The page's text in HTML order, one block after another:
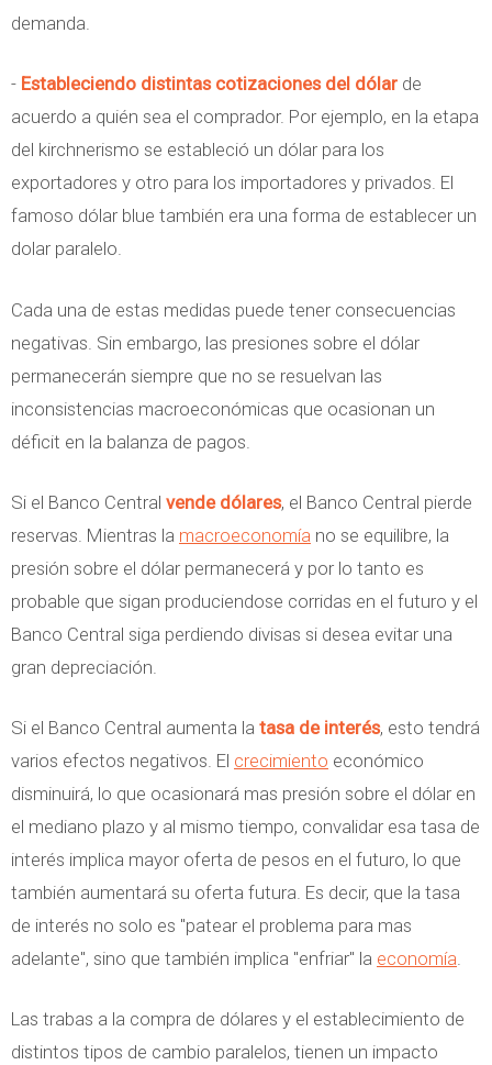
demanda.
- Estableciendo distintas cotizaciones del dólar de
acuerdo a quién sea el comprador. Por ejemplo, en la etapa
del kirchnerismo se estableció un dólar para los
exportadores y otro para los importadores y privados. El
famoso dólar blue también era una forma de establecer un
dolar paralelo.
Cada una de estas medidas puede tener consecuencias
negativas. Sin embargo, las presiones sobre el dólar
permanecerán siempre que no se resuelvan las
inconsistencias macroeconómicas que ocasionan un
déficit en la balanza de pagos.
Si el Banco Central vende dólares, el Banco Central pierde
reservas. Mientras la macroeconomía no se equilibre, la
presión sobre el dólar permanecerá y por lo tanto es
probable que sigan produciendose corridas en el futuro y el
Banco Central siga perdiendo divisas si desea evitar una
gran depreciación.
Si el Banco Central aumenta la tasa de interés, esto tendrá
varios efectos negativos. El crecimiento económico
disminuirá, lo que ocasionará mas presión sobre el dólar en
el mediano plazo y al mismo tiempo, convalidar esa tasa de
interés implica mayor oferta de pesos en el futuro, lo que
también aumentará su oferta futura. Es decir, que la tasa
de interés no solo es "patear el problema para mas
adelante", sino que también implica "enfriar" la economía.
Las trabas a la compra de dólares y el establecimiento de
distintos tipos de cambio paralelos, tienen un impacto